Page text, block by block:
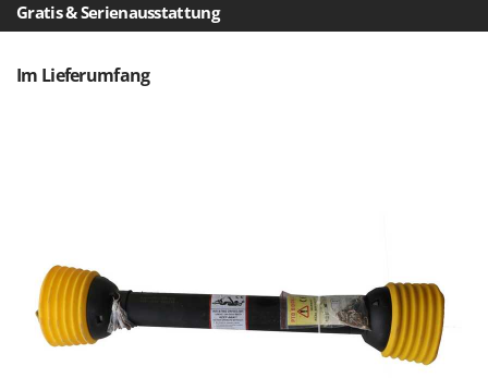
Worx
Y Yard Force
Zomax
Gratis & Serienausstattung
Im Lieferumfang